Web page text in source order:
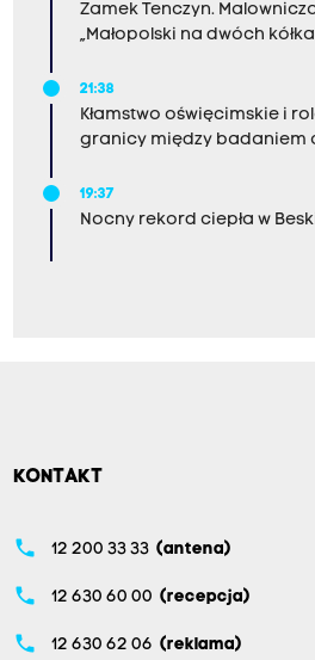
Zamek Tenczyn.
„Małopolski na dwóch
21:38
Kłamstwo oświęcimskie i
granicy między badaniem
19:37
Nocny rekord ciepła w
KONTAKT
phone 12 200 33 33 (antena)
phone 12 630 60 00 (recepcja)
phone 12 630 62 06 (reklama)